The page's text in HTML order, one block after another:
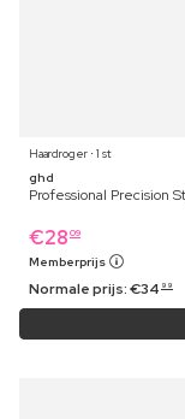
Haardroger ⋅ 1 st
ghd
Professional Precision
€28 09
Memberprijs
Normale prijs:€34 99